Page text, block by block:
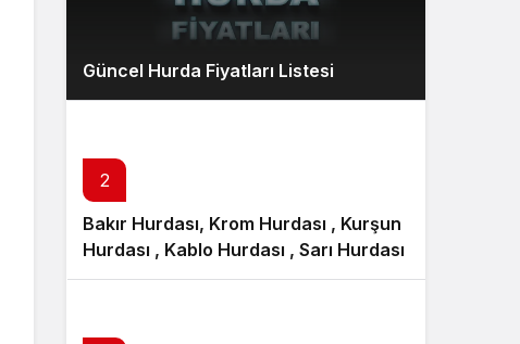
Güncel Hurda Fiyatları Listesi
2
Bakır Hurdası, Krom Hurdası , Kurşun
Hurdası , Kablo Hurdası , Sarı Hurdası